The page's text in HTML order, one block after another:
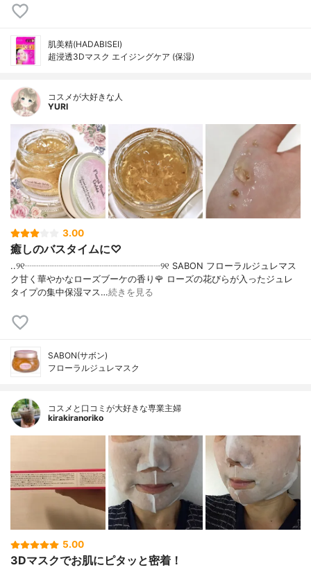
肌美精(HADABISEI)
超浸透3Dマスク エイジングケア (保湿)
コスメが大好きな人
YURI
3.00
癒しのバスタイムに♡
..୨୧┈┈┈┈┈┈┈┈┈┈┈┈┈┈┈୨୧ SABON フローラルジュレマス
ク甘く華やかなローズブーケの香り🌹 ローズの花びらが入ったジュレ
タイプの集中保湿マス…続きを見る
SABON(サボン)
フローラルジュレマスク
コスメと口コミが大好きな専業主婦
kirakiranoriko
5.00
3Dマスクでお肌にピタッと密着！